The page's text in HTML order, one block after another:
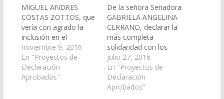
MIGUEL ANDRES
COSTAS ZOTTOS, que
vería con agrado la
inclusión en el
Presupuesto 2.017, la
instalación de redes de
gas para el municipio
de General Mosconi,
noviembre 9, 2016
En "Proyectos de
Declaración
Aprobados"
De la señora Senadora
GABRIELA ANGELINA
CERRANO, declarar la
más completa
solidaridad con los
obreros del Ingenio
Tabacal y aquellos
otros que se
encuentran en
julio 27, 2016
En "Proyectos de
Declaración
Aprobados"